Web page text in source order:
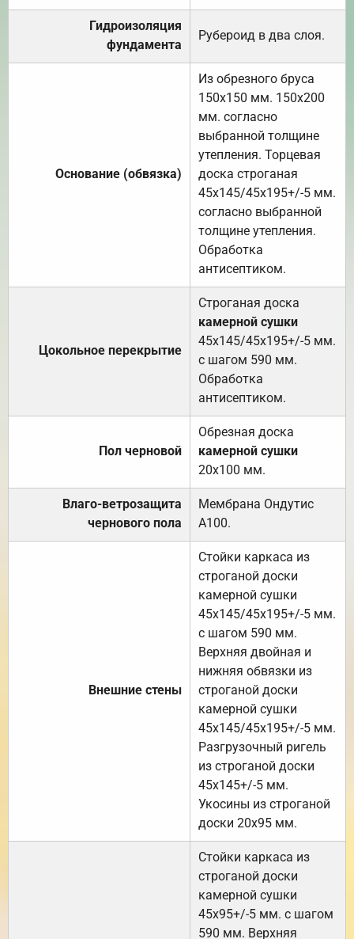
Гидроизоляция
фундамента
Рубероид в два слоя.
Основание (обвязка)
Из обрезного бруса
150х150 мм. 150х200
мм. согласно
выбранной толщине
утепления. Торцевая
доска строганая
45х145/45х195+/-5 мм.
согласно выбранной
толщине утепления.
Обработка
антисептиком.
Цокольное перекрытие
Строганая доска
камерной сушки
45х145/45х195+/-5 мм.
с шагом 590 мм.
Обработка
антисептиком.
Пол черновой
Обрезная доска
камерной сушки
20х100 мм.
Влаго-ветрозащита
чернового пола
Мембрана Ондутис
А100.
Внешние стены
Стойки каркаса из
строганой доски
камерной сушки
45х145/45х195+/-5 мм.
с шагом 590 мм.
Верхняя двойная и
нижняя обвязки из
строганой доски
камерной сушки
45х145/45х195+/-5 мм.
Разгрузочный ригель
из строганой доски
45х145+/-5 мм.
Укосины из строганой
доски 20х95 мм.
Стойки каркаса из
строганой доски
камерной сушки
45х95+/-5 мм. с шагом
590 мм. Верхняя